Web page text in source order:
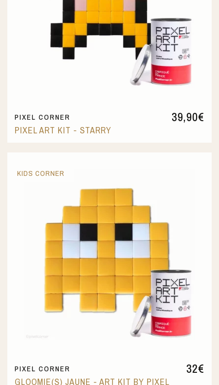
39,90€
PIXEL CORNER
PIXEL ART KIT - STARRY
32€
PIXEL CORNER
GLOOMIE(S) JAUNE - ART KIT BY PIXEL
KIDS CORNER